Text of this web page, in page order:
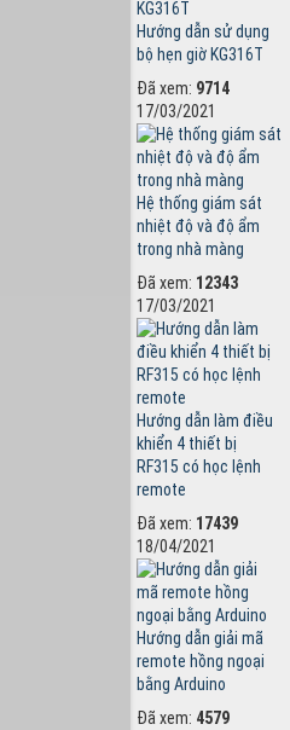
Hướng dẫn sử dụng
bộ hẹn giờ KG316T
Đã xem: 9714
17/03/2021
Hệ thống giám sát
nhiệt độ và độ ẩm
trong nhà màng
Đã xem: 12343
17/03/2021
Hướng dẫn làm điều
khiển 4 thiết bị
RF315 có học lệnh
remote
Đã xem: 17439
18/04/2021
Hướng dẫn giải mã
remote hồng ngoại
bằng Arduino
Đã xem: 4579